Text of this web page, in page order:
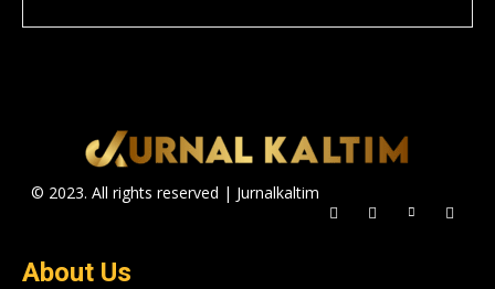
© 2023. All rights reserved | Jurnalkaltim
About Us